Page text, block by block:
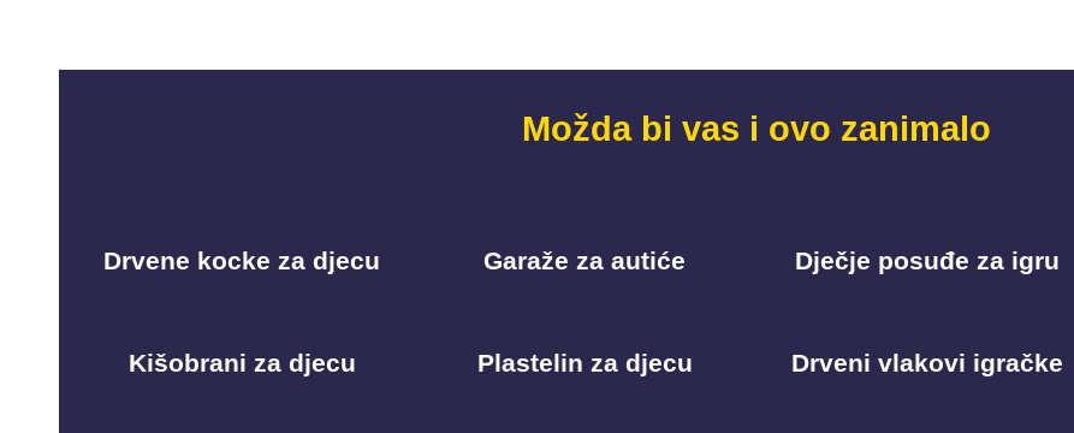
Možda bi vas i ovo zanimalo
Drvene kocke za djecu Garaže za autiće Dječje posuđe za igru
Kišobrani za djecu Plastelin za djecu Drveni vlakovi igračke